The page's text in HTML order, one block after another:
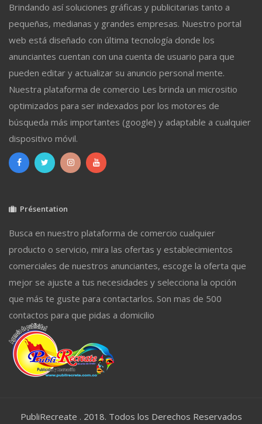
Brindando así soluciones gráficas y publicitarias tanto a
pequeñas, medianas y grandes empresas. Nuestro portal
web está diseñado con última tecnología donde los
anunciantes cuentan con una cuenta de usuario para que
pueden editar y actualizar su anuncio personal mente.
Nuestra plataforma de comercio Les brinda un micrositio
optimizados para ser indexados por los motores de
búsqueda más importantes (google) y adaptable a cualquier
dispositivo móvil.
Présentation
Busca en nuestro plataforma de comercio cualquier
producto o servicio, mira las ofertas y establecimientos
comerciales de nuestros anunciantes, escoge la oferta que
mejor se ajuste a tus necesidades y selecciona la opción
que más te guste para contactarlos. Son mas de 500
contactos para que pidas a domicilio
PubliRecreate . 2018. Todos los Derechos Reservados